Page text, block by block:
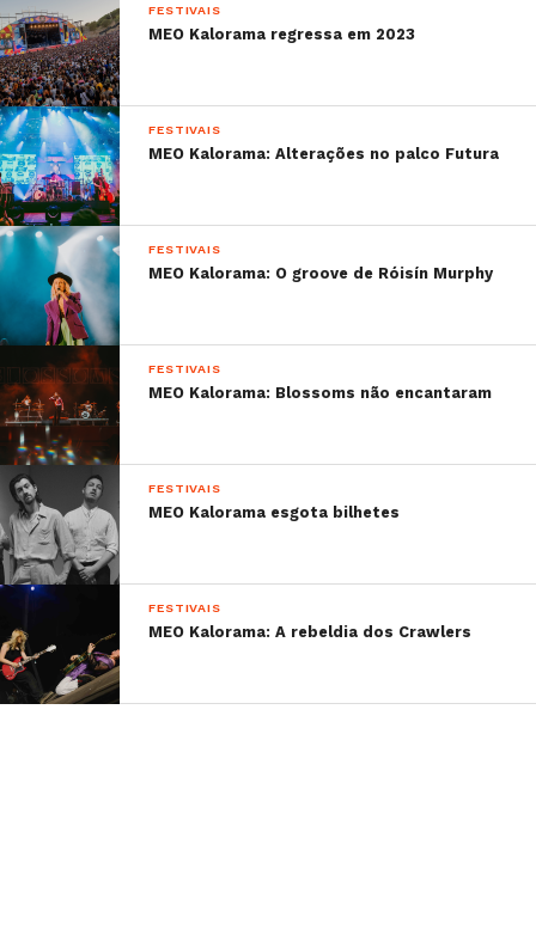
FESTIVAIS
MEO Kalorama regressa em 2023
FESTIVAIS
MEO Kalorama: Alterações no palco Futura
FESTIVAIS
MEO Kalorama: O groove de Róisín Murphy
FESTIVAIS
MEO Kalorama: Blossoms não encantaram
FESTIVAIS
MEO Kalorama esgota bilhetes
FESTIVAIS
MEO Kalorama: A rebeldia dos Crawlers